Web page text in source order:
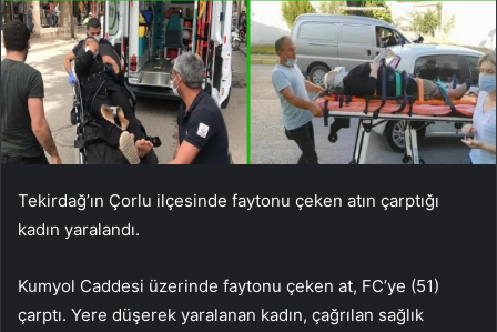
Tekirdağ’ın Çorlu ilçesinde faytonu çeken atın çarptığı
kadın yaralandı.
Kumyol Caddesi üzerinde faytonu çeken at, FC’ye (51)
çarptı. Yere düşerek yaralanan kadın, çağrılan sağlık